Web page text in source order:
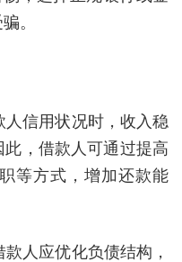
。
信用状况时，收入稳
，借款人可通过提高
等方式，增加还款能
人应优化负债结构，